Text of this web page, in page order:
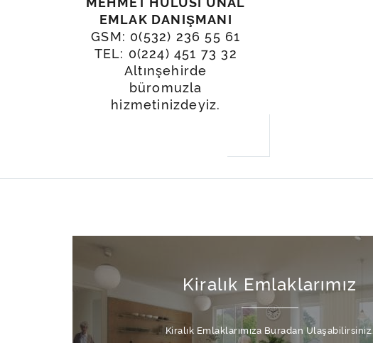
EMLAK DANIŞMANI
GSM: 0(532) 236 55 61
TEL: 0(224) 451 73 32
Altınşehirde
büromuzla
hizmetinizdeyiz.
Kiralık Emlaklarımız
Kiralık Emlaklarımıza Buradan Ulaşabilirsiniz.